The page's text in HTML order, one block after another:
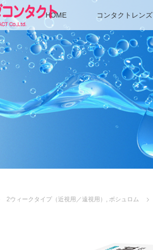
HOME コンタクトレンズ
2ウィークタイプ（近視用／遠視用） , ボシュロム